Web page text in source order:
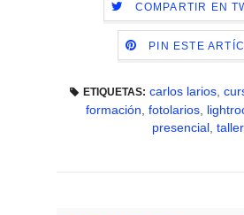
COMPARTIR EN
PIN ESTE
ETIQUETAS: carlos larios
formación fotolarios
presencial taller